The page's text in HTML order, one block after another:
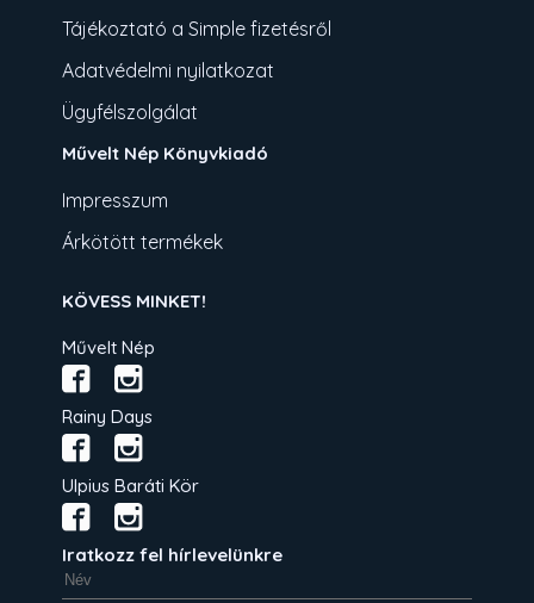
Tájékoztató a Simple fizetésről
Adatvédelmi nyilatkozat
Ügyfélszolgálat
Művelt Nép Könyvkiadó
Impresszum
Árkötött termékek
KÖVESS MINKET!
Művelt Nép
Rainy Days
Ulpius Baráti Kör
Iratkozz fel hírlevelünkre